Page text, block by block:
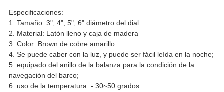
Especificaciones:
1. Tamaño: 3", 4", 5", 6" diámetro del dial
2. Material: Latón lleno y caja de madera
3. Color: Brown de cobre amarillo
4. Se puede caber con la luz, y puede ser fácil leída en la noche;
5. equipado del anillo de la balanza para la condición de la
navegación del barco;
6. uso de la temperatura: - 30~50 grados